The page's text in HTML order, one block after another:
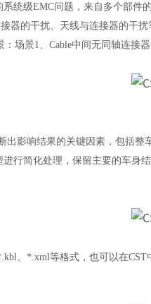
系统级EMC问题，来自多个部
器的干扰、天线与连接器的干
场景1、Cable中间无同轴连接
出影响结果的关键因素，包括整
行简化处理，保留主要的车身
、*.xml等格式，也可以在